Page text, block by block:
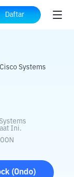
Daftar
CSCOON
Systems
Ini.
(Ondo)